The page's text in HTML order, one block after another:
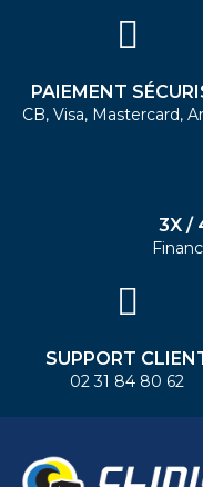
PAIEMENT
CB, Visa, Mastercard,
3X /
SUPPORT
02 31 84 80 62